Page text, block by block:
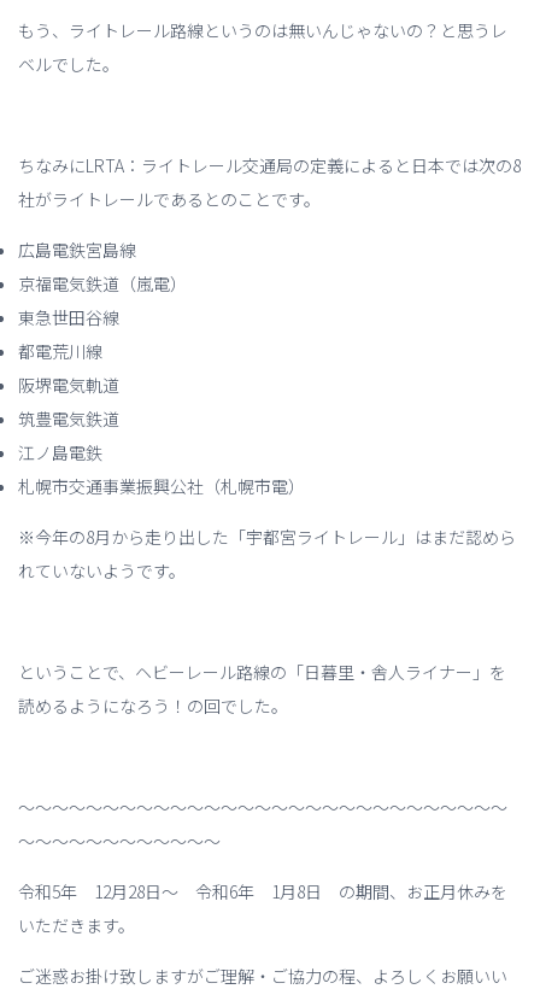
もう、ライトレール路線というのは無いんじゃないの？と思うレ
ベルでした。
ちなみにLRTA：ライトレール交通局の定義によると日本では次の8
社がライトレールであるとのことです。
広島電鉄宮島線
京福電気鉄道（嵐電）
東急世田谷線
都電荒川線
阪堺電気軌道
筑豊電気鉄道
江ノ島電鉄
札幌市交通事業振興公社（札幌市電）
※今年の8月から走り出した「宇都宮ライトレール」はまだ認めら
れていないようです。
ということで、ヘビーレール路線の「日暮里・舎人ライナー」を
読めるようになろう！の回でした。
～～～～～～～～～～～～～～～～～～～～～～～～～～～～～
～～～～～～～～～～～～
令和5年 12月28日～ 令和6年 1月8日 の期間、お正月休みを
いただきます。
ご迷惑お掛け致しますがご理解・ご協力の程、よろしくお願いい